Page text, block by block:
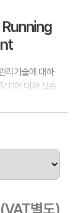
리기술에 대하
치에 대해 실습
습합니다.
별도)